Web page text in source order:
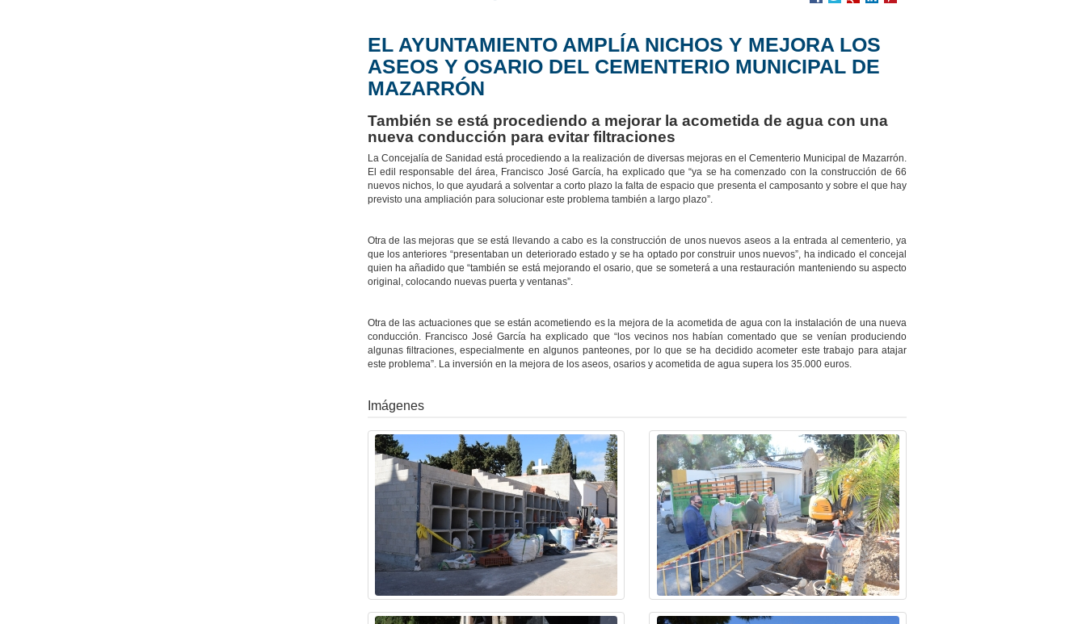
EL AYUNTAMIENTO AMPLÍA NICHOS Y MEJORA LOS
ASEOS Y OSARIO DEL CEMENTERIO MUNICIPAL DE
MAZARRÓN
También se está procediendo a mejorar la acometida de agua con una
nueva conducción para evitar filtraciones
La Concejalía de Sanidad está procediendo a la realización de diversas mejoras en el Cementerio Municipal de Mazarrón.
El edil responsable del área, Francisco José García, ha explicado que “ya se ha comenzado con la construcción de 66
nuevos nichos, lo que ayudará a solventar a corto plazo la falta de espacio que presenta el camposanto y sobre el que hay
previsto una ampliación para solucionar este problema también a largo plazo”.
Otra de las mejoras que se está llevando a cabo es la construcción de unos nuevos aseos a la entrada al cementerio, ya
que los anteriores “presentaban un deteriorado estado y se ha optado por construir unos nuevos”, ha indicado el concejal
quien ha añadido que “también se está mejorando el osario, que se someterá a una restauración manteniendo su aspecto
original, colocando nuevas puerta y ventanas”.
Otra de las actuaciones que se están acometiendo es la mejora de la acometida de agua con la instalación de una nueva
conducción. Francisco José García ha explicado que “los vecinos nos habían comentado que se venían produciendo
algunas filtraciones, especialmente en algunos panteones, por lo que se ha decidido acometer este trabajo para atajar
este problema”. La inversión en la mejora de los aseos, osarios y acometida de agua supera los 35.000 euros.
Imágenes